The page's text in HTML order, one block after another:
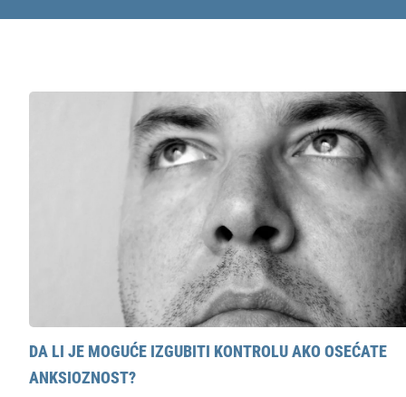
DA LI JE MOGUĆE IZGUBITI KONTROLU AKO OSEĆATE
ANKSIOZNOST?